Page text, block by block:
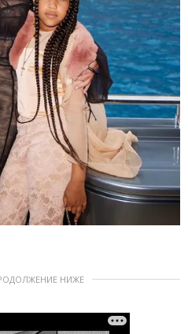
НИЖЕ